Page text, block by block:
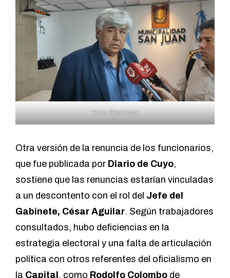
Foto: Gentileza
Otra versión de la renuncia de los funcionarios,
que fue publicada por Diario de Cuyo,
sostiene que las renuncias estarían vinculadas
a un descontento con el rol del Jefe del
Gabinete, César Aguilar. Según trabajadores
consultados, hubo deficiencias en la
estrategia electoral y una falta de articulación
política con otros referentes del oficialismo en
la Capital , como Rodolfo Colombo de